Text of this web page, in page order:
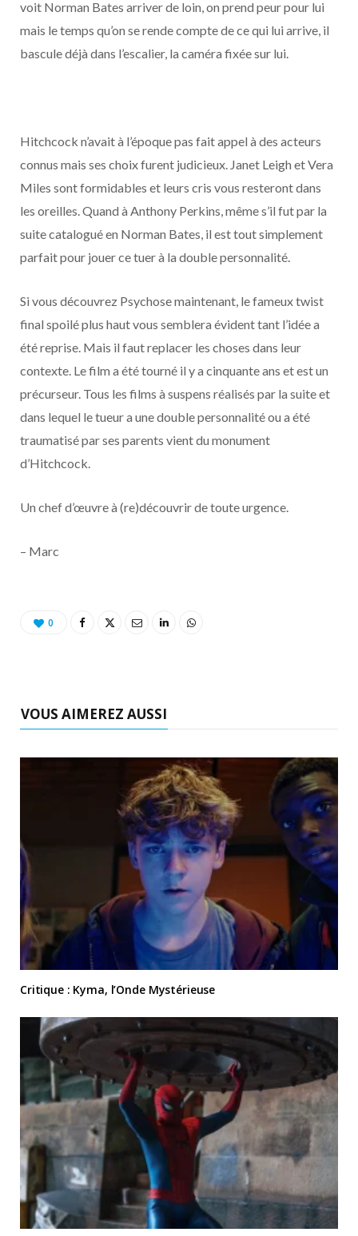
voit Norman Bates arriver de loin, on prend peur pour lui
mais le temps qu’on se rende compte de ce qui lui arrive, il
bascule déjà dans l’escalier, la caméra fixée sur lui.
Hitchcock n’avait à l’époque pas fait appel à des acteurs
connus mais ses choix furent judicieux. Janet Leigh et Vera
Miles sont formidables et leurs cris vous resteront dans
les oreilles. Quand à Anthony Perkins, même s’il fut par la
suite catalogué en Norman Bates, il est tout simplement
parfait pour jouer ce tuer à la double personnalité.
Si vous découvrez Psychose maintenant, le fameux twist
final spoilé plus haut vous semblera évident tant l’idée a
été reprise. Mais il faut replacer les choses dans leur
contexte. Le film a été tourné il y a cinquante ans et est un
précurseur. Tous les films à suspens réalisés par la suite et
dans lequel le tueur a une double personnalité ou a été
traumatisé par ses parents vient du monument
d’Hitchcock.
Un chef d’œuvre à (re)découvrir de toute urgence.
– Marc
0
VOUS AIMEREZ AUSSI
Critique : Kyma, l’Onde Mystérieuse